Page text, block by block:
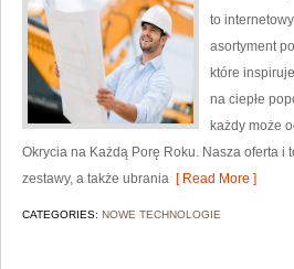
to
asortyment
które
na ciepłe
każdy może
Okrycia na Każdą Porę Roku. Nasza oferta
zestawy, a także ubrania [ Read More ]
CATEGORIES: NOWE TECHNOLOGIE